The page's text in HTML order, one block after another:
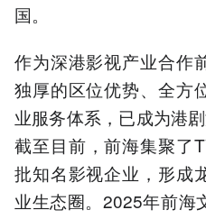
国。
作为深港影视产业合作
独厚的区位优势、全方
业服务体系，已成为港剧
截至目前，前海集聚了
批知名影视企业，形成
业生态圈。2025年前海